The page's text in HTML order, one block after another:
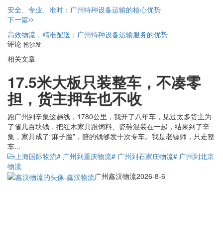
安全、专业、准时：广州特种设备运输的核心优势
下一篇
高效物流，精准配送：广州特种设备运输服务的优势
评论 抢沙发
相关文章
17.5米大板只装整车，不凑零
担，货主押车也不收
跑广州到辛集这趟线，1780公里，我开了八年车，见过太多货主为
了省几百块钱，把红木家具跟饲料、瓷砖混装在一起，结果到了辛
集，家具成了“麻子脸”，赔的钱够发十次专车。我是老镖师，只走整
车...
上海国际物流# 广州到重庆物流# 广州到石家庄物流# 广州到北京
物流
广州鑫汉物流2026-8-6